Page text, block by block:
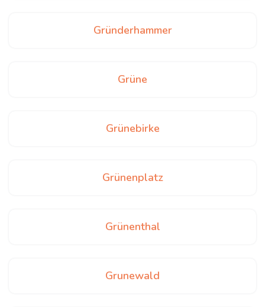
Gründerhammer
Grüne
Grünebirke
Grünenplatz
Grünenthal
Grunewald